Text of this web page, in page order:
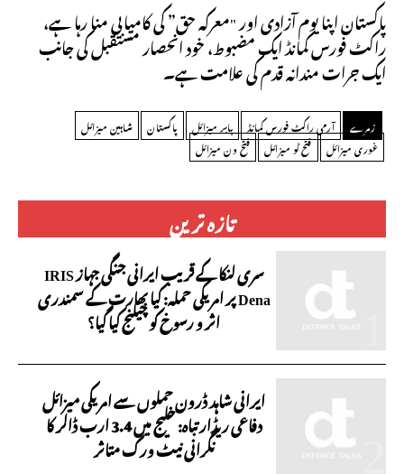
تازہ ترین
سری لنکا کے قریب ایرانی جنگی جہاز IRIS
Dena پر امریکی حملہ: کیا بھارت کے سمندری
اثر و رسوخ کو چیلنج کیا گیا؟
ایرانی شاہد ڈرون حملوں سے امریکی میزائل
دفاعی ریڈار تباہ: خلیج میں 3.4 ارب ڈالر کا
نگرانی نیٹ ورک متاثر
پاکستان اپنا یوم آزادی اور "معرکہ حق” کی کامیابی منا رہا ہے،
راکٹ فورس کمانڈ ایک مضبوط، خود انحصار مستقبل کی جانب
ایک جرات مندانہ قدم کی علامت ہے۔
زمرے آرمی راکٹ فورس کمانڈ بابر میزائل پاکستان
شاہین میزائل
غوری میزائل
فتح ٹو میزائل فتح ون میزائل